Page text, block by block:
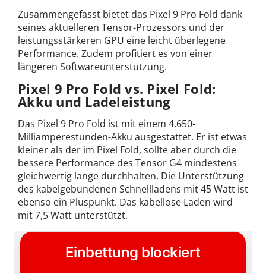
Zusammengefasst bietet das Pixel 9 Pro Fold dank
seines aktuelleren Tensor-Prozessors und der
leistungsstärkeren GPU eine leicht überlegene
Performance. Zudem profitiert es von einer
längeren Softwareunterstützung.
Pixel 9 Pro Fold vs. Pixel Fold:
Akku und Ladeleistung
Das Pixel 9 Pro Fold ist mit einem 4.650-
Milliamperestunden-Akku ausgestattet. Er ist etwas
kleiner als der im Pixel Fold, sollte aber durch die
bessere Performance des Tensor G4 mindestens
gleichwertig lange durchhalten. Die Unterstützung
des kabelgebundenen Schnellladens mit 45 Watt ist
ebenso ein Pluspunkt. Das kabellose Laden wird
mit 7,5 Watt unterstützt.